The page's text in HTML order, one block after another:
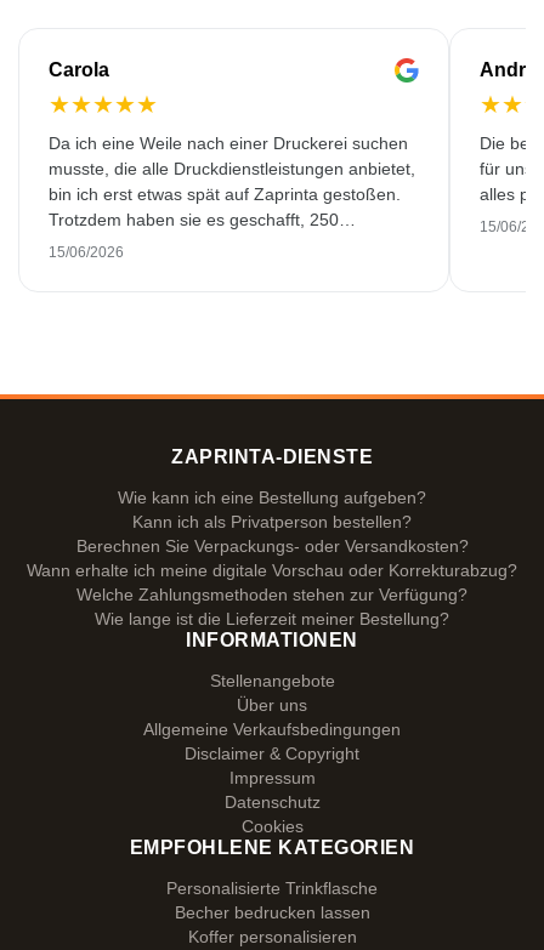
Carola
★★★★★
Da ich eine Weile nach einer Druckerei suchen
musste, die alle Druckdienstleistungen anbietet,
bin ich erst etwas spät auf Zaprinta gestoßen.
Trotzdem haben sie es geschafft, 250
wunderschön bedruckte Emaillebecher
15/06/2026
★★
Die
für
alles
15/06/
ZAPRINTA-DIENSTE
Wie kann ich eine Bestellung aufgeben?
Kann ich als Privatperson bestellen?
Berechnen Sie Verpackungs- oder Versandkosten?
Wann erhalte ich meine digitale Vorschau oder Korrekturabzug?
Welche Zahlungsmethoden stehen zur Verfügung?
Wie lange ist die Lieferzeit meiner Bestellung?
INFORMATIONEN
Stellenangebote
Über uns
Allgemeine Verkaufsbedingungen
Disclaimer & Copyright
Impressum
Datenschutz
Cookies
EMPFOHLENE KATEGORIEN
Personalisierte Trinkflasche
Becher bedrucken lassen
Koffer personalisieren